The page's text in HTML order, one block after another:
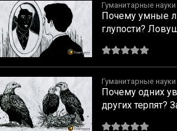
Гуманитарные науки
Почему умные
глупости?
предупреждал
Гуманитарные науки
Почему одних
других терпят?